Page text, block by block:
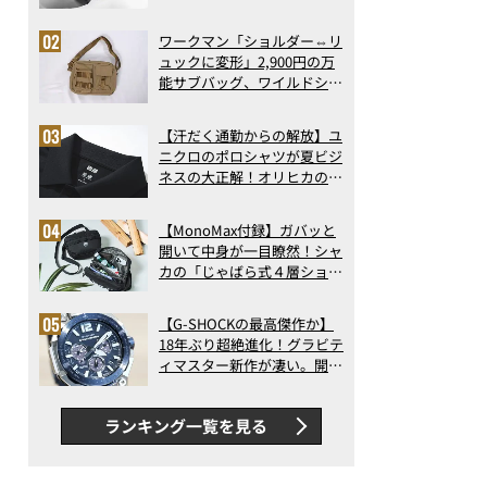
ト3】（2026年6月版）
ワークマン「ショルダー⇔リ
ュックに変形」2,900円の万
能サブバッグ、ワイルドシン
記事ランキングベスト3】
（2026年6月版）
【汗だく通勤からの解放】ユ
ニクロのポロシャツが夏ビジ
ネスの大正解！オリヒカの透
アの実力
【MonoMax付録】ガバッと
開いて中身が一目瞭然！シャ
カの「じゃばら式４層ショル
った！
【G-SHOCKの最高傑作か】
18年ぶり超絶進化！グラビテ
ィマスター新作が凄い。開発
新ムーブメントの衝撃
ランキング一覧を見る